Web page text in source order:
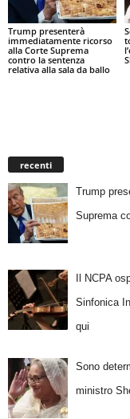
Trump presenterà
immediatamente ricorso
alla Corte Suprema
contro la sentenza
relativa alla sala da ballo
recenti
Trump
Suprema
Il NCPA
Sinfonica
qui
Sono
ministro